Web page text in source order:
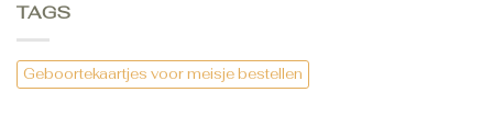
TAGS
Geboortekaartjes voor meisje bestellen